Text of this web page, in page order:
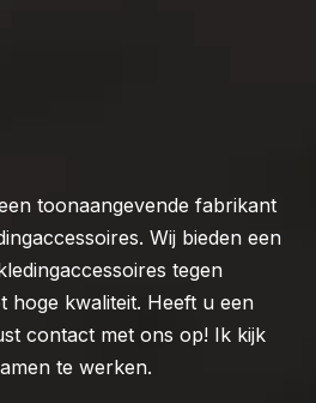
toonaangevende fabrikant
Wij bieden een
tegen
hoge kwaliteit. Heeft u een
contact met ons op! Ik kijk
te werken.